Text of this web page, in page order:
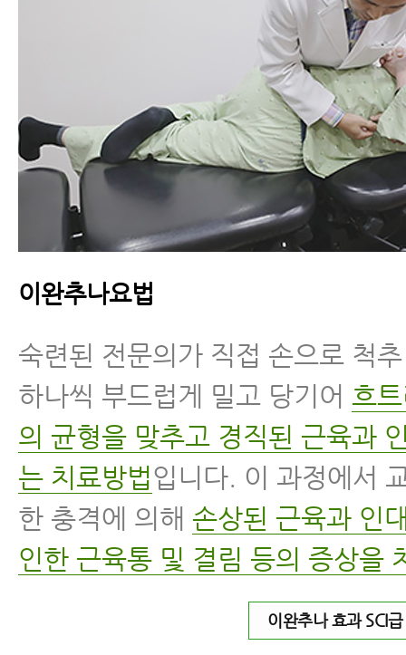
이완추나요법
숙련된 전문의가 직접 손으로 척
하나씩 부드럽게 밀고 당기어 흐
의 균형을 맞추고 경직된 근육과
는 치료방법입니다. 이 과정에서
한 충격에 의해 손상된 근육과 인
인한 근육통 및 결림 등의 증상을
이완추나 효과 SCI